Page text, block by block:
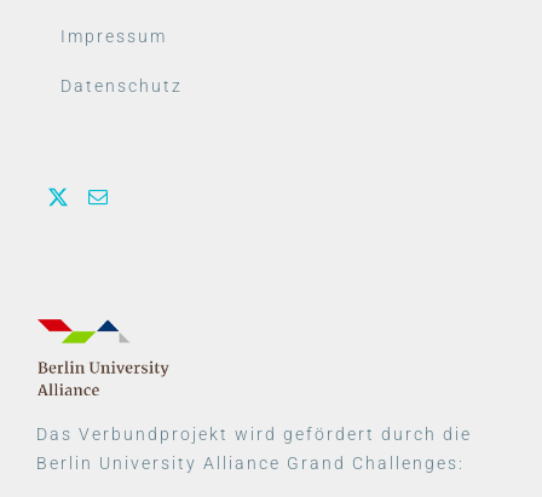
Impressum
Datenschutz
Das Verbundprojekt wird gefördert durch die
Berlin University Alliance Grand Challenges: